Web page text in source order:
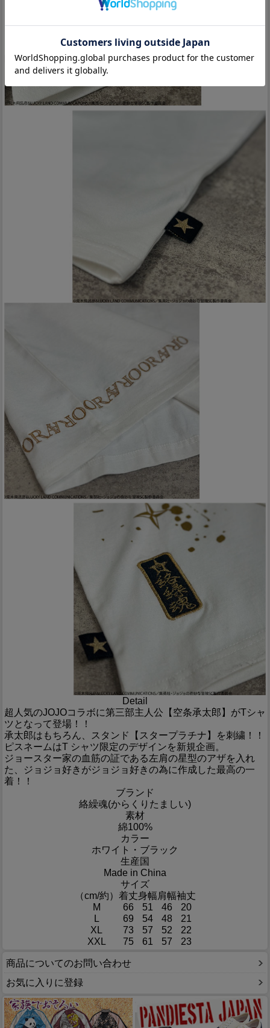
Detail
超人気のJOJOコラボに第三部主人公【空条承太郎】がTシャ
ツとなって登場！！
承太郎はもちろん、スタンド【スタープラチナ】を刺繍！！
ピスネームはT シャツ限定のデザインを新規企画。
ジョースター家の血筋の証である左肩の星型のアザを入れ
た、ジョジョ好きがジョジョ好きの為に作成した最高の一
着！！
ブランド
絡繰魂(からくりたましい)
素材
綿100%
カラー
ホワイト・ブラック
生産国
Made in China
サイズ
（cm/約） 着丈身幅肩幅袖丈
M
66 51 46
20
L
69 54 48
21
XL
73 57 52
22
XXL
75 61 57 23
商品についてのお問い合わせ
お気に入りに登録